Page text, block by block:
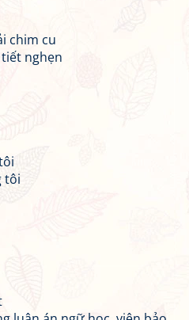
chim cu
nghẹn
tôi